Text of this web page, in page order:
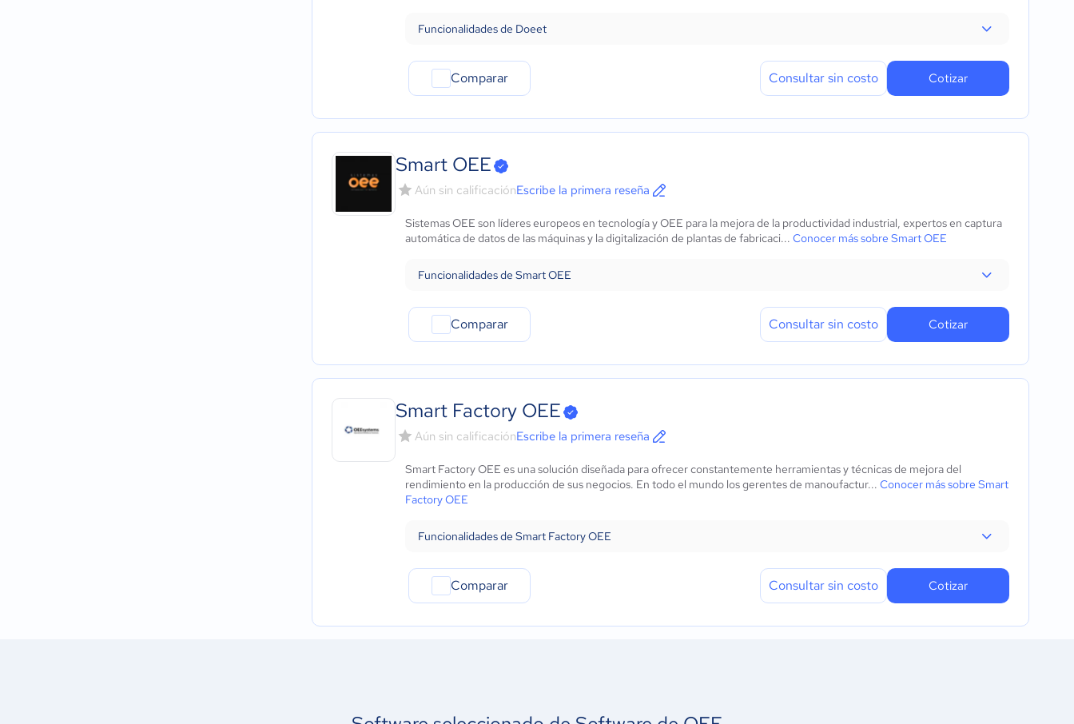
Funcionalidades de Doeet
Comparar Consultar sin costo Cotizar
Smart OEE
Aún sin calificaciónEscribe la primera reseña
Sistemas OEE son líderes europeos en tecnología y OEE para la mejora de la productividad industrial, expertos en captura
automática de datos de las máquinas y la digitalización de plantas de fabricaci... Conocer más sobre Smart OEE
Funcionalidades de Smart OEE
Comparar Consultar sin costo Cotizar
Smart Factory OEE
Aún sin calificaciónEscribe la primera reseña
Smart Factory OEE es una solución diseñada para ofrecer constantemente herramientas y técnicas de mejora del
rendimiento en la producción de sus negocios. En todo el mundo los gerentes de manoufactur... Conocer más sobre Smart
Factory OEE
Funcionalidades de Smart Factory OEE
Comparar Consultar sin costo Cotizar